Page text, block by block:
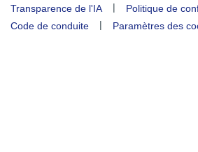
Transparence de l'IA
| Politique de
Code de conduite
| Paramètres des